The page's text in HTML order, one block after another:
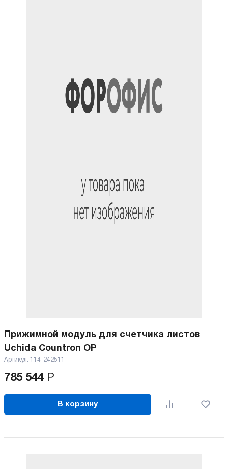
Прижимной модуль для счетчика листов
Uchida Countron OP
Артикул: 114-242511
785 544 Р
В корзину